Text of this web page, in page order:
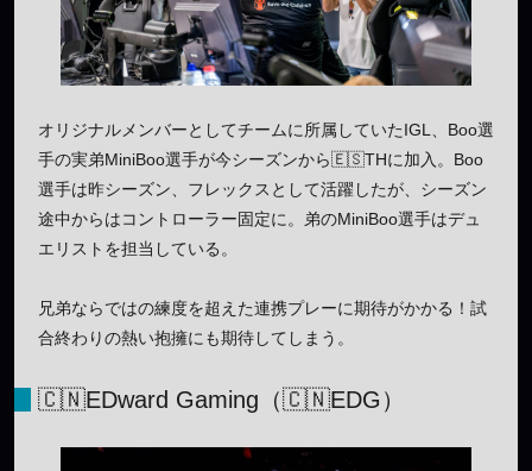
オリジナルメンバーとしてチームに所属していたIGL、Boo選
手の実弟MiniBoo選手が今シーズンから🇪🇸THに加入。Boo
選手は昨シーズン、フレックスとして活躍したが、シーズン
途中からはコントローラー固定に。弟のMiniBoo選手はデュ
エリストを担当している。
兄弟ならではの練度を超えた連携プレーに期待がかかる！試
合終わりの熱い抱擁にも期待してしまう。
🇨🇳EDward Gaming（🇨🇳EDG）